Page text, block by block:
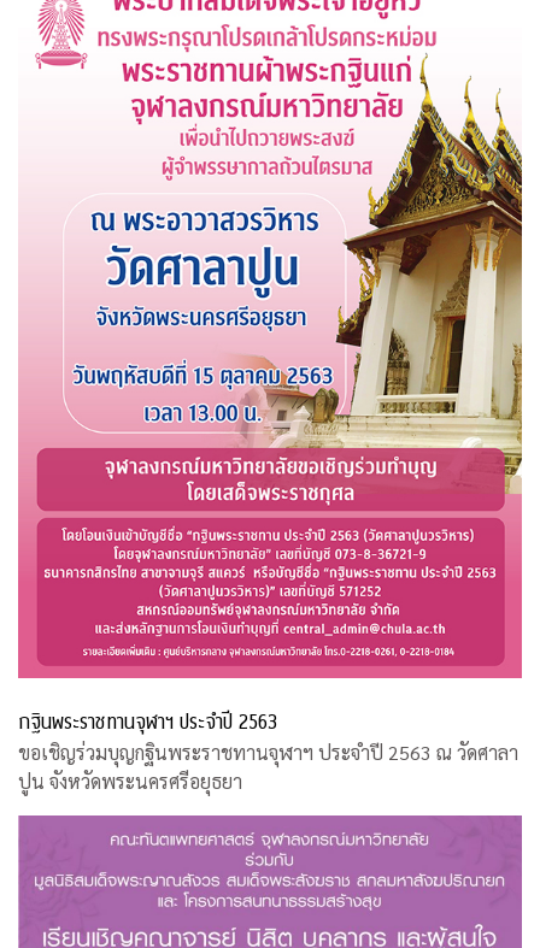
กฐินพระราชทานจุฬาฯ ประจำปี 2563
ขอเชิญร่วมบุญกฐินพระราชทานจุฬาฯ ประจำปี 2563 ณ วัดศาลา
ปูน จังหวัดพระนครศรีอยุธยา